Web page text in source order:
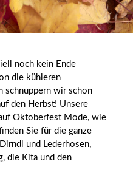
noch kein Ende
die kühleren
schnuppern wir schon
den Herbst! Unsere
Oktoberfest Mode, wie
Sie für die ganze
und Lederhosen,
die Kita und den